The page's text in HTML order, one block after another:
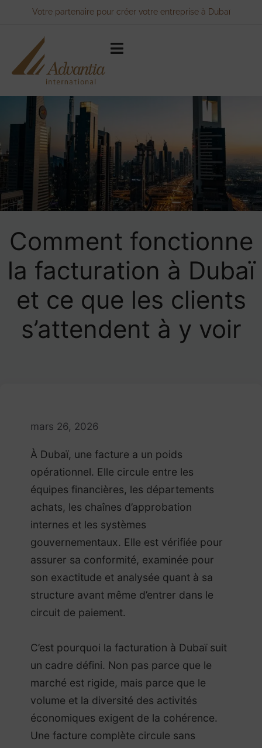
Votre partenaire pour créer votre entreprise à Dubaï
Comment fonctionne
la facturation à Dubaï
et ce que les clients
s’attendent à y voir
mars 26, 2026
À Dubaï, une facture a un poids
opérationnel. Elle circule entre les
équipes financières, les départements
achats, les chaînes d’approbation
internes et les systèmes
gouvernementaux. Elle est vérifiée pour
assurer sa conformité, examinée pour
son exactitude et analysée quant à sa
structure avant même d’entrer dans le
circuit de paiement.
C’est pourquoi la facturation à Dubaï suit
un cadre défini. Non pas parce que le
marché est rigide, mais parce que le
volume et la diversité des activités
économiques exigent de la cohérence.
Une facture complète circule sans